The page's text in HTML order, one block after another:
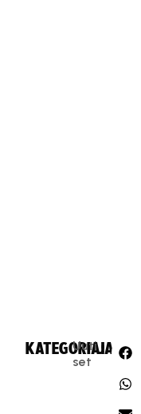
KATEGORIA:
Uuti
set
JAA: